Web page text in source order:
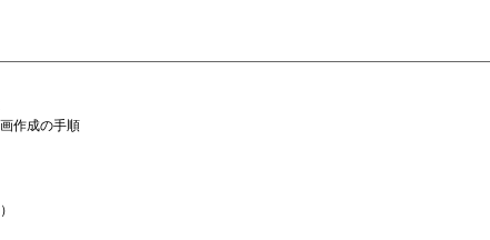
作成の手順